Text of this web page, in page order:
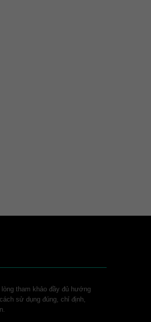
tham khảo đầy đủ hướng
sử dụng đúng, chỉ định,